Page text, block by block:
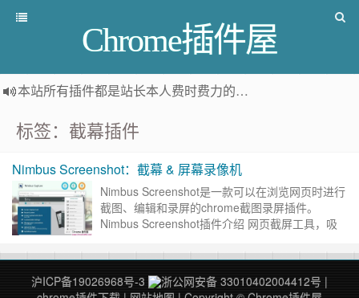
Chrome插件屋
本站所有插件都是站长本人费时费力的人工筛选推荐
标签：截幕插件
Nimbus Screenshot：截幕 & 屏幕录像机
Nimbus Screenshot是一款可以在浏览网页时进行
截图、编辑和录屏的chrome截图录屏插件。
Nimbus Screenshot插件介绍 网页截屏工具，吸
»
沪ICP备19026968号-3
浙公网安备 33010402004412号 |